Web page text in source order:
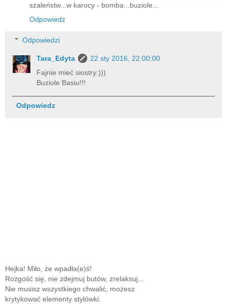
szaleństw...w karocy - bomba...buziole...
Odpowiedz
Odpowiedzi
Tara_Edyta
22 sty 2016, 22:00:00
Fajnie mieć siostry:)))
Buziole Basiu!!!
Odpowiedz
Hejka! Miło, że wpadła(e)ś!
Rozgość się, nie zdejmuj butów, zrelaksuj...
Nie musisz wszystkiego chwalić, możesz
krytykować elementy stylówki.